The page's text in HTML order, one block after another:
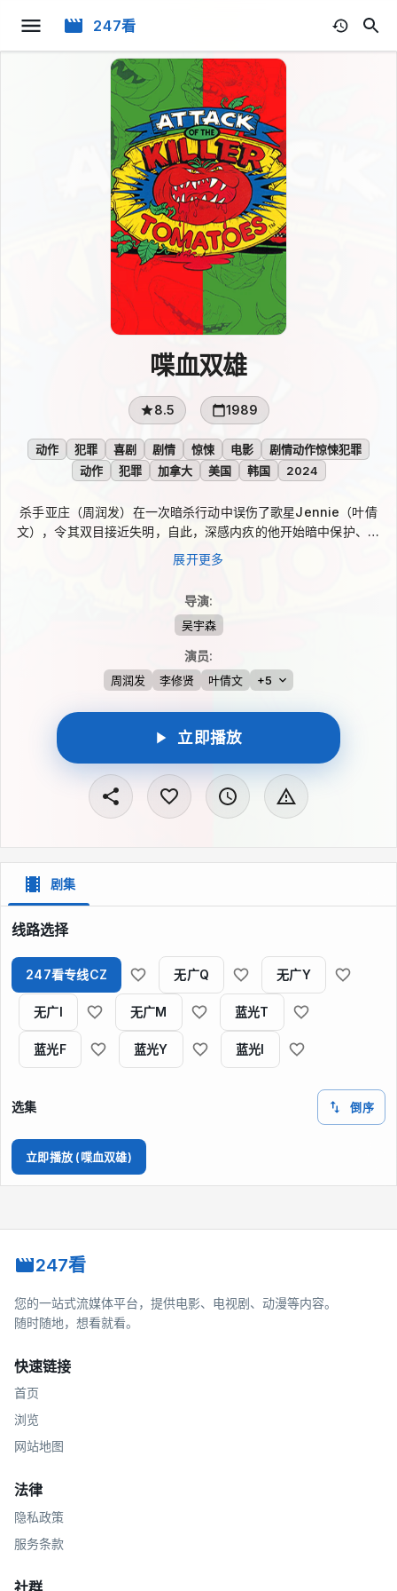
247看
喋血双雄
8.5 1989
动作 犯罪 喜剧 剧情 惊悚 电影
剧情动作惊悚犯罪
动作
犯罪 加拿大 美国 韩国 2024
杀手亚庄（周润发）在一次暗杀行动中误伤了歌星Jennie（叶倩
文），令其双目接近失明，自此，深感内疚的他开始暗中保护、帮
助 Jennie，并想趁她眼睛完全失明前筹一笔款送她去国外医治，
为此，亚庄铤而走险再当杀手，不想任务完成后不但没收到钱，反
修贤）在查案过程中知晓事情另有隐情，亚庄并非冷血杀手，开始
同其惺惺相惜，而在应对汪海势力的追杀中，两人更是结成生死之
交。然而亚庄的命运，似乎是被注定了。
展开更多
导演:
吴宇森
演员:
周润发 李修贤 叶倩文 +5
立即播放
剧集
线路选择
247看专线CZ 无广Q 无广Y
无广I 无广M 蓝光T
蓝光F 蓝光Y 蓝光I
选集 倒序
立即播放 (喋血双雄)
247看
您的一站式流媒体平台，提供电影、电视剧、动漫等内容。
随时随地，想看就看。
快速链接
首页
浏览
网站地图
法律
隐私政策
服务条款
社群